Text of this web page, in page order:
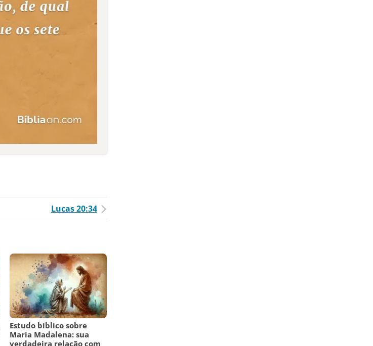
Lucas 20:34
Estudo bíblico sobre
Maria Madalena: sua
verdadeira relação com